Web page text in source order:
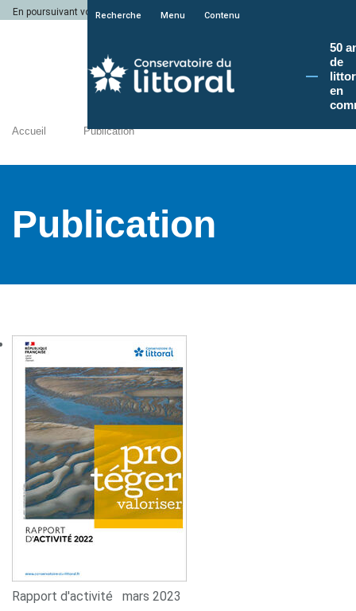
En poursuivant votre navigation sur le site du Conservatoire du littoral, vous
Recherche Menu Contenu
50
de
en
Accueil Publication
Publication
Rapport d'activité mars 2023